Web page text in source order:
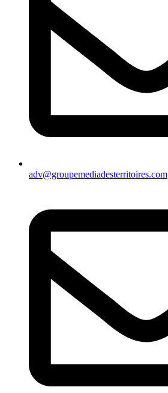
adv@groupemediadesterritoires.com